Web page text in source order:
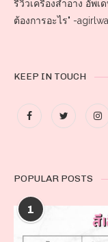
รีวิวเครื่องสำอาง อัพ
ต้องการอะไร" -
KEEP IN TOUCH
POPULAR POSTS
1